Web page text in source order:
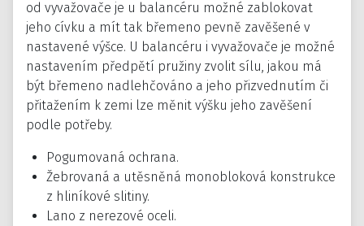
od vyvažovače je u balancéru možné zablokovat
jeho cívku a mít tak břemeno pevně zavěšené v
nastavené výšce. U balancéru i vyvažovače je možné
nastavením předpětí pružiny zvolit sílu, jakou má
být břemeno nadlehčováno a jeho přizvednutím či
přitažením k zemi lze měnit výšku jeho zavěšení
podle potřeby.
Pogumovaná ochrana.
Žebrovaná a utěsněná monobloková konstrukce
z hliníkové slitiny.
Lano z nerezové oceli.